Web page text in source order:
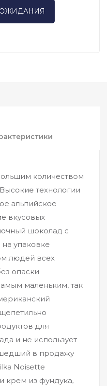
количеством
технологии
альпийское
вкусовых
шоколад с
упаковке
людей всех
опаски
маленьким, так
для
и не использует
в продажу
Noisette
крем из фундука,